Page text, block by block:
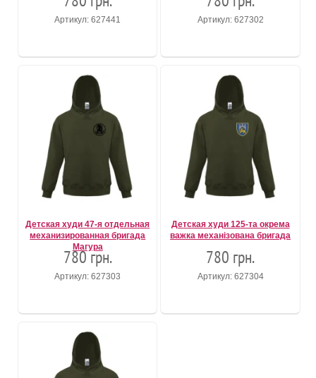
Артикул: 627441 Артикул: 627302
Детская худи 47-я отдельная
механизированная бригада
Магура
780 грн.
Артикул: 627303
Детская худи 125-та окрема
важка механізована бригада
780 грн.
Артикул: 627304